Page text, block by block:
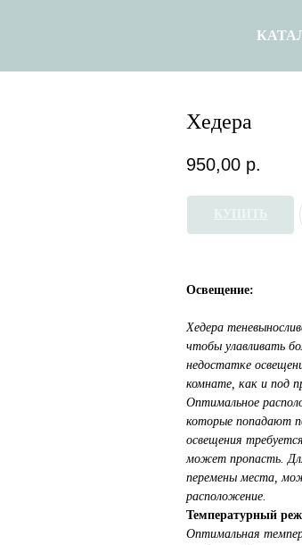
Хедера
950,00 р.
КУПИТЬ
Освещение:
Хедера
чтобы улавливать
недостатке
комнате, как и под
Оптимальное
которые попадают
освещения
может пропасть.
перемены места,
расположение.
Температурный
Оптимальная